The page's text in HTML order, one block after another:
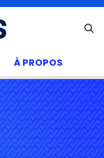
À PROPOS